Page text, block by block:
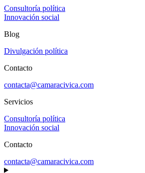
Consultoría política
Innovación social
Blog
Divulgación política
Contacto
contacta@camaracivica.com
Servicios
Consultoría política
Innovación social
Contacto
contacta@camaracivica.com